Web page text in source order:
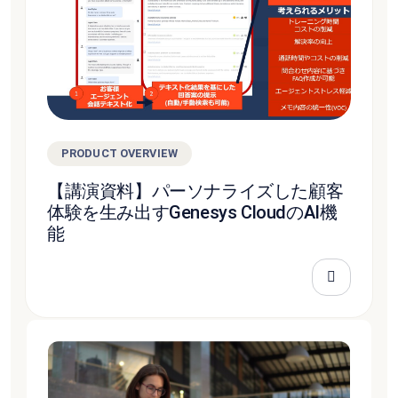
PRODUCT OVERVIEW
【講演資料】パーソナライズした顧客
体験を生み出すGenesys CloudのAI機
能